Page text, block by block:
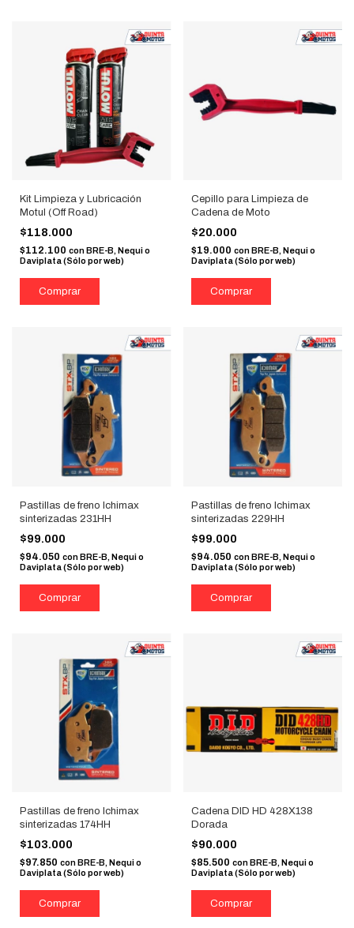
Kit Limpieza y Lubricación
Motul (Off Road)
$118.000
$112.100 con BRE-B, Nequi o
Daviplata (Sólo por web)
Cepillo para Limpieza de
Cadena de Moto
$20.000
$19.000 con BRE-B, Nequi o
Daviplata (Sólo por web)
Pastillas de freno Ichimax
sinterizadas 231HH
$99.000
$94.050 conBRE-B, Nequi o
Daviplata (Sólo por web)
Pastillas de freno Ichimax
sinterizadas 229HH
$99.000
$94.050 con BRE-B, Nequi o
Daviplata (Sólo por web)
Pastillas de freno Ichimax
sinterizadas 174HH
$103.000
$97.850 con BRE-B, Nequi o
Daviplata (Sólo por web)
Cadena DID HD 428X138
Dorada
$90.000
$85.500 con BRE-B, Nequi o
Daviplata (Sólo por web)